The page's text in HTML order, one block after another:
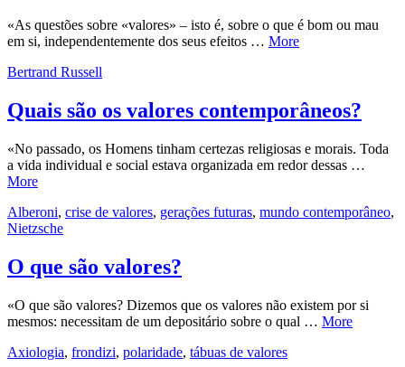
«As questões sobre «valores» – isto é, sobre o que é bom ou mau
em si, independentemente dos seus efeitos … More
Bertrand Russell
Quais são os valores contemporâneos?
«No passado, os Homens tinham certezas religiosas e morais. Toda
a vida individual e social estava organizada em redor dessas …
More
Alberoni, crise de valores, gerações futuras, mundo contemporâneo,
Nietzsche
O que são valores?
«O que são valores? Dizemos que os valores não existem por si
mesmos: necessitam de um depositário sobre o qual … More
Axiologia, frondizi, polaridade, tábuas de valores